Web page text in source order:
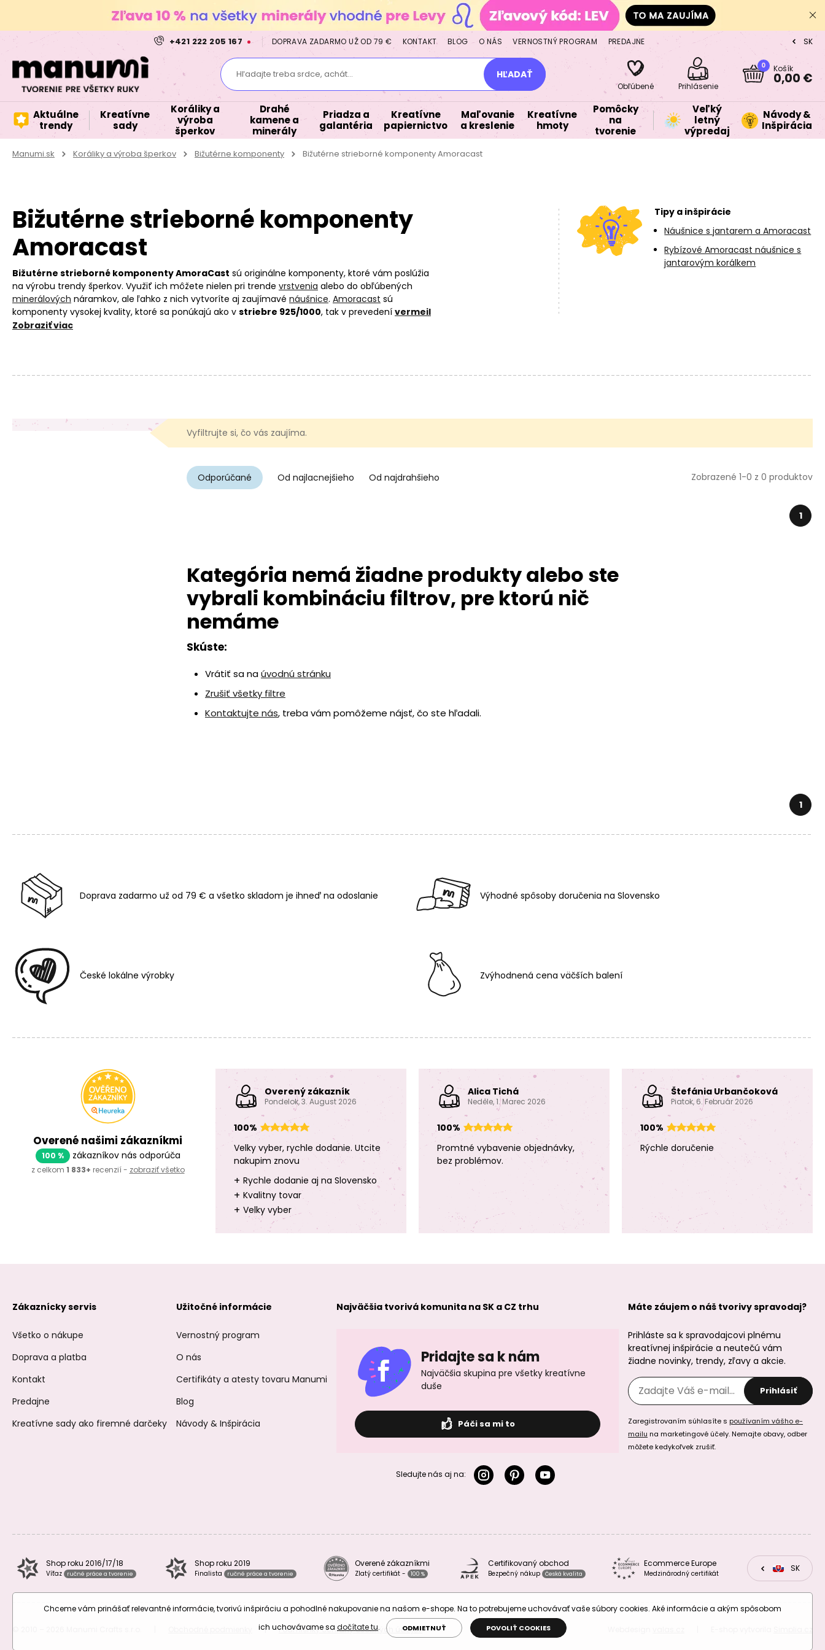
+421 222 205 167 DOPRAVA ZADARMO UŽ OD 79 € KONTAKT BLOG O NÁS VERNOSTNÝ PROGRAM PREDAJNE CZ
SK
Hľadajte treba srdce, achát... HĽADAŤ
Obľúbené Prihlásenie
0 Košík
0,00 €
Aktuálne
trendy
Kreatívne
sady
Koráliky a
výroba
šperkov
Drahé
kamene a
minerály
Priadza a
galantéria
Kreatívne
papiernictvo
Maľovanie
a kreslenie
Kreatívne
hmoty
Pomôcky
na
tvorenie
Veľký
letný
výpredaj
Návody &
Inšpirácia
Manumi.sk Koráliky a výroba šperkov Bižutérne komponenty Bižutérne strieborné komponenty Amoracast
Bižutérne strieborné komponenty
Amoracast
Bižutérne strieborné komponenty AmoraCast sú originálne komponenty, ktoré vám poslúžia
na výrobu trendy šperkov. Využiť ich môžete nielen pri trende vrstvenia alebo do obľúbených
minerálových náramkov, ale ľahko z nich vytvoríte aj zaujímavé náušnice. Amoracast sú
komponenty vysokej kvality, ktoré sa ponúkajú ako v striebre 925/1000, tak v prevedení vermeil
pozlátenie 14kt zlatom
Zobraziť viac
Tipy a inšpirácie
Náušnice s jantarem a Amoracast
Rybízové Amoracast náušnice s
jantarovým korálkem
Vyfiltrujte si, čo vás zaujíma.
Odporúčané Od najlacnejšieho Od najdrahšieho Zobrazené 1-0 z 0 produktov
1
Kategória nemá žiadne produkty alebo ste
vybrali kombináciu filtrov, pre ktorú nič
nemáme
Skúste:
Vrátiť sa naúvodnú stránku
Zrušiť všetky filtre
Kontaktujte nás, treba vám pomôžeme nájsť, čo ste hľadali.
1
Doprava zadarmo už od 79 € a všetko skladom je ihneď na odoslanie Výhodné spôsoby doručenia na Slovensko
České lokálne výrobky Zvýhodnená cena väčších balení
Overené našimi zákazníkmi
100 % zákazníkov nás odporúča
z celkom 1 833+ recenzií - zobraziť všetko
Overený zákazník
Pondelok, 3. August 2026
100%
Velky vyber, rychle dodanie. Utcite
nakupim znovu
+ Rychle dodanie aj na Slovensko
+ Kvalitny tovar
+ Velky vyber
Alica Tichá
Neděle, 1. Marec 2026
100%
Promtné vybavenie objednávky,
bez problémov.
Štefánia Urbančoková
Piatok, 6. Február 2026
100%
Rýchle doručenie
Zákaznícky servis
Všetko o nákupe
Doprava a platba
Kontakt
Predajne
Kreatívne sady ako firemné darčeky
Užitočné informácie
Vernostný program
O nás
Certifikáty a atesty tovaru Manumi
Blog
Návody & Inšpirácia
Najväčšia tvorivá komunita na SK a CZ trhu
Pridajte sa k nám
Najväčšia skupina pre všetky kreatívne
duše
Páči sa mi to
Sledujte nás aj na:
Máte záujem o náš tvorivy spravodaj?
Prihláste sa k spravodajcovi plnému
kreatívnej inšpirácie a neutečú vám
žiadne novinky, trendy, zľavy a akcie.
Prihlásiť
Zaregistrovaním súhlasíte s používaním vášho e-
mailu na marketingové účely. Nemajte obavy, odber
môžete kedykoľvek zrušiť.
Shop roku 2016/17/18
Víťaz ručné práce a tvorenie
Shop roku 2019
Finalista ručné práce a tvorenie
Overené zákazníkmi
Zlatý certifikát - 100 %
Certifikovaný obchod
Bezpečný nákup Česká kvalita
Ecommerce Europe
Medzinárodný certifikát CZSK
| Podmienky ochrany osobných údajov
Chceme vám prinášať relevantné informácie, tvorivú inšpiráciu a pohodlné nakupovanie na našom e-shope. Na to potrebujeme uchovávať vaše súbory cookies. Aké informácie a akým spôsobom
ich uchovávame sa dočítate tu. ODMIETNUŤ POVOLIŤ COOKIES